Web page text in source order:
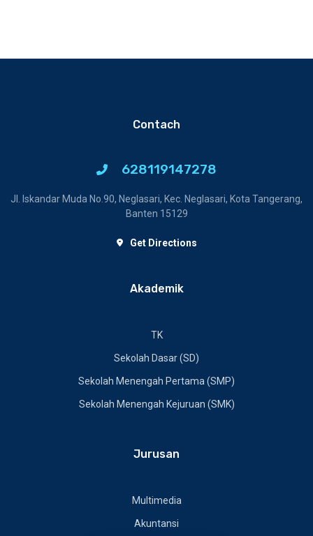
Contach
628119147278
Jl. Iskandar Muda No.90, Neglasari, Kec. Neglasari, Kota Tangerang,
Banten 15129
Get Directions
Akademik
TK
Sekolah Dasar (SD)
Sekolah Menengah Pertama (SMP)
Sekolah Menengah Kejuruan (SMK)
Jurusan
Multimedia
Akuntansi